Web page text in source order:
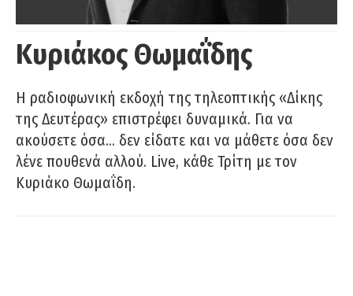
Κυριάκος Θωμαΐδης
Η ραδιοφωνική εκδοχή της τηλεοπτικής «Δίκης
της Δευτέρας» επιστρέφει δυναμικά. Για να
ακούσετε όσα… δεν είδατε και να μάθετε όσα δεν
λένε πουθενά αλλού. Live, κάθε Τρίτη με τον
Κυριάκο Θωμαΐδη.